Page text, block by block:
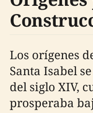
Los orígenes
Santa Isabel
del siglo XIV,
prosperaba